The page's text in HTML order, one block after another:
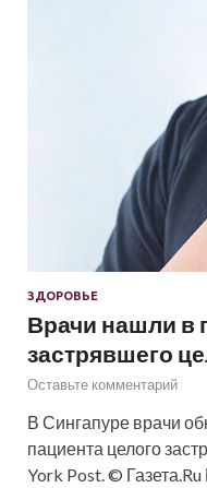
ЗДОРОВЬЕ
Врачи нашли в
застрявшего
Оставьте комментарий
В Сингапуре врачи
пациента целого
York Post. ©